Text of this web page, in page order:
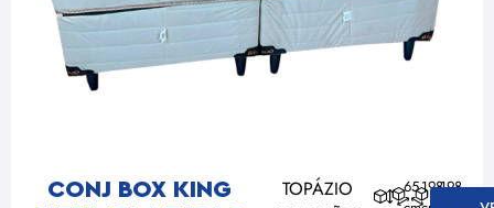
CONJ BOX KING
TOPÁZIO
65198198